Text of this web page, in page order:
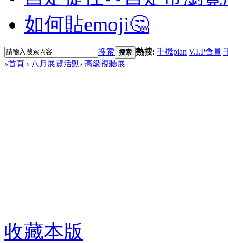
如何貼emoji🤔
搜索 搜索 熱搜: 手機plan V.I.P會員
»首頁 › 八月展覽活動› 高級視聽展
收藏本版